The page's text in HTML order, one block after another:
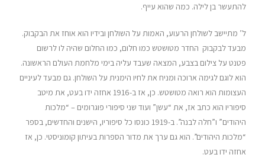
להתעשר בן לילה. כמה שהוא עייף.
ל’ מתיישב לשולחן הרעוע, האמות על השולחן ובידיו הוא אוחז את הבקבוק.
מבעד לבקבוק החדר מטושטש כמו חלום, כמו החלום שהיה לו לרשום
פטנט על צילום בצבע, המצאה שעבד עליה בימי מלחמת העולם הראשונה.
הוא לוגם לגימה ארוכה ומניח את לחיו הימנית על השולחן. גם מבעד לעיניים
העצומות הוא רואה מטושטש. כן, אז ב-1916 אחזה ידו בעט, את מיטב
סיפוריו הוא כתב אז, את “עשן” ועוד שני סיפורי פוגרומים – “מלכות
היהודים” ו”חלה לבנה”. ב-1919 כונסו כל סיפוריו, הישנים והחדשים, בספר
“מלכות היהודים”. הוא גם ערך את מדור הספרות בעיתון קומוניסטי. כן, אז
אחזה ידו בעט.